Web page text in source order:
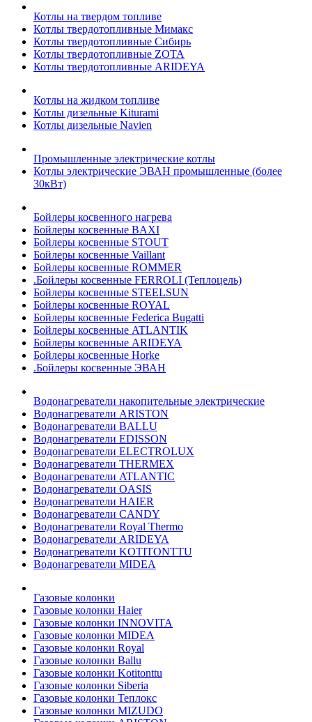
Котлы на твердом топливе
Котлы твердотопливные Мимакс
Котлы твердотопливные Сибирь
Котлы твердотопливные ZOTA
Котлы твердотопливные ARIDEYA
Котлы на жидком топливе
Котлы дизельные Kiturami
Котлы дизельные Navien
Промышленные электрические котлы
Котлы электрические ЭВАН промышленные (более
30кВт)
Бойлеры косвенного нагрева
Бойлеры косвенные BAXI
Бойлеры косвенные STOUT
Бойлеры косвенные Vaillant
Бойлеры косвенные ROMMER
.Бойлеры косвенные FERROLI (Теплоцель)
Бойлеры косвенные STEELSUN
Бойлеры косвенные ROYAL
Бойлеры косвенные Federica Bugatti
Бойлеры косвенные ATLANTIK
Бойлеры косвенные ARIDEYA
Бойлеры косвенные Horke
.Бойлеры косвенные ЭВАН
Водонагреватели накопительные электрические
Водонагреватели ARISTON
Водонагреватели BALLU
Водонагреватели EDISSON
Водонагреватели ELECTROLUX
Водонагреватели THERMEX
Водонагреватели ATLANTIC
Водонагреватели OASIS
Водонагреватели HAIER
Водонагреватели CANDY
Водонагреватели Royal Thermo
Водонагреватели ARIDEYA
Водонагреватели KOTITONTTU
Водонагреватели MIDEA
Газовые колонки
Газовые колонки Haier
Газовые колонки INNOVITA
Газовые колонки MIDEA
Газовые колонки Royal
Газовые колонки Ballu
Газовые колонки Kotitonttu
Газовые колонки Siberia
Газовые колонки Теплокс
Газовые колонки MIZUDO